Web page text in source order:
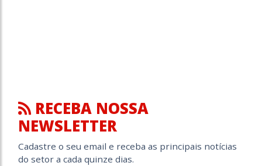
RECEBA NOSSA
NEWSLETTER
Cadastre o seu email e receba as principais notícias
do setor a cada quinze dias.